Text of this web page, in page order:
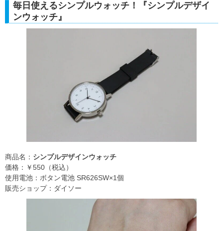
毎日使えるシンプルウォッチ！『シンプルデザイ
ンウォッチ』
商品名： シンプルデザインウォッチ
価格：￥550（税込）
使用電池：ボタン電池 SR626SW×1個
販売ショップ：ダイソー